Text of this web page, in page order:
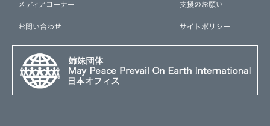
メディアコーナー
お問い合わせ
支援のお願い
サイトポリシー